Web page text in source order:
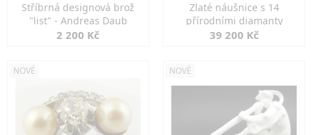
Stříbrná designová brož
"list" - Andreas Daub
2 200 Kč
Zlaté náušnice s 14
přírodními diamanty
39 200 Kč
NOVÉ NOVÉ